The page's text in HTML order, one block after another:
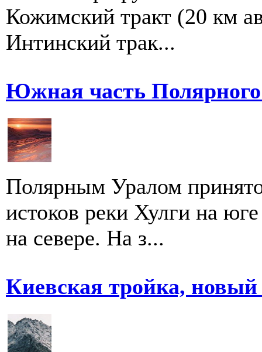
Кожимский тракт (20 км
Интинский трак...
Южная часть
Полярным Уралом принято
истоков реки Хулги на
на севере. На з...
Киевская тройка,